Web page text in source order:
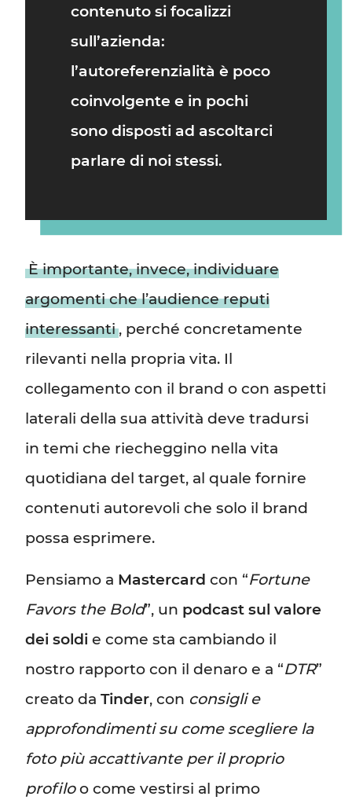
contenuto si focalizzi
sull’azienda:
l’autoreferenzialità è poco
coinvolgente e in pochi
sono disposti ad ascoltarci
parlare di noi stessi.
È importante, invece, individuare
argomenti che l’audience reputi
interessanti, perché concretamente
rilevanti nella propria vita. Il
collegamento con il brand o con aspetti
laterali della sua attività deve tradursi
in temi che riecheggino nella vita
quotidiana del target, al quale fornire
contenuti autorevoli che solo il brand
possa esprimere.
Pensiamo a Mastercardcon “Fortune
Favors the Bold”, un podcast sul valore
dei soldie come sta cambiando il
nostro rapporto con il denaro e a “DTR”
creato daTinder, con consigli e
approfondimenti su come scegliere la
foto più accattivante per il proprio
profiloo come vestirsi al primo